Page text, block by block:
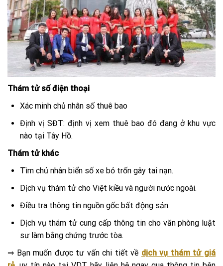
Thám tử số điện thoại
Xác minh chủ nhân số thuê bao
Định vị SĐT: định vị xem thuê bao đó đang ở khu vực
nào tại Tây Hồ.
Thám tử khác
Tìm chủ nhân biển số xe bỏ trốn gây tai nạn.
Dịch vụ thám tử cho Việt kiều và người nước ngoài.
Điều tra thông tin nguồn gốc bất động sản.
Dịch vụ thám tử cung cấp thông tin cho văn phòng luật
sư làm bằng chứng trước tòa.
⇒ Bạn muốn được tư vấn chi tiết về dịch vụ thám tử giá